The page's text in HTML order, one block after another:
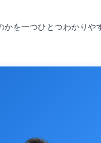
かを一つひとつわかりや